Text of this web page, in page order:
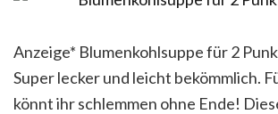
Anzeige* Blumenkohlsuppe für 2
Super lecker und leicht bekömmlich.
könnt ihr schlemmen ohne Ende!